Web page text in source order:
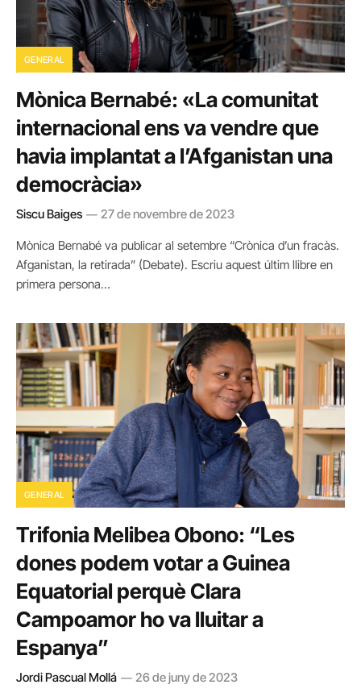
GENERAL
Mònica Bernabé: «La comunitat
internacional ens va vendre que
havia implantat a l’Afganistan una
democràcia»
Siscu Baiges 27 de novembre de 2023
Mònica Bernabé va publicar al setembre “Crònica d’un fracàs.
Afganistan, la retirada” (Debate). Escriu aquest últim llibre en
primera persona…
GENERAL
Trifonia Melibea Obono: “Les
dones podem votar a Guinea
Equatorial perquè Clara
Campoamor ho va lluitar a
Espanya”
Jordi Pascual Mollá 26 de juny de 2023